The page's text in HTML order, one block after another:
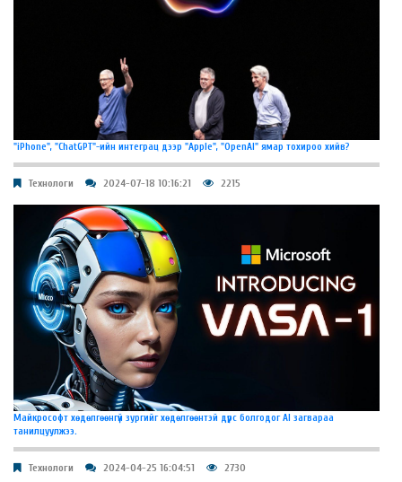
"iPhone", "ChatGPT"-ийн интеграц дээр "Apple", "OpenAI" ямар тохироо хийв?
Технологи 2024-07-18 10:16:21 2215
Майкрософт хөдөлгөөнгүй зургийг хөдөлгөөнтэй дүрс болгодог AI загвараа
танилцуулжээ.
Технологи 2024-04-25 16:04:51 2730